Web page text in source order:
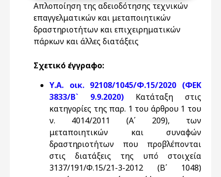
Απλοποίηση της αδειοδότησης τεχνικών
επαγγελματικών και μεταποιητικών
δραστηριοτήτων και επιχειρηματικών
πάρκων και άλλες διατάξεις
Σχετικό έγγραφο:
Υ.Α. οικ. 92108/1045/Φ.15/2020 (ΦΕΚ
3833/Β` 9.9.2020) Κατάταξη στις
κατηγορίες της παρ. 1 του άρθρου 1 του
ν. 4014/2011 (Α΄ 209), των
μεταποιητικών και συναφών
δραστηριοτήτων που προβλέπονται
στις διατάξεις της υπό στοιχεία
3137/191/Φ.15/21-3-2012 (Β΄ 1048)